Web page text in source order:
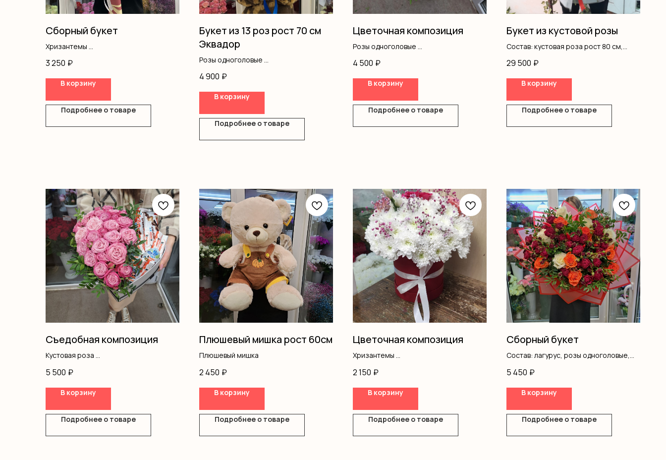
Сборный букет
Хризантемы
Альстромерия
Оформление
3 250 ₽
В корзину
Подробнее о товаре
Букет из 13 роз рост 70 см
Эквадор
Розы одноголовые
4 900 ₽
В корзину
Подробнее о товаре
Цветочная композиция
Розы одноголовые
Альстромерия
Гипсофила
Диантус
Писташ
Оазис
4 500 ₽
В корзину
Подробнее о товаре
Букет из кустовой розы
Состав: кустовая роза рост 80 см,
29 500 ₽
В корзину
Подробнее о товаре
Съедобная композиция
Кустовая роза
Оазис
Коробка
5 500 ₽
В корзину
Подробнее о товаре
Плюшевый мишка рост 60см
Плюшевый мишка
2 450 ₽
В корзину
Подробнее о товаре
Цветочная композиция
Хризантемы
Эустома
Оазис
Коробка
2 150 ₽
В корзину
Подробнее о товаре
Сборный букет
Состав: лагурус, розы одноголовые,
5 450 ₽
В корзину
Подробнее о товаре